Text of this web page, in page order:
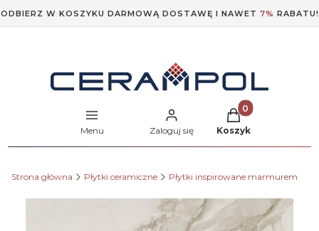
ODBIERZ W KOSZYKU DARMOWĄ DOSTAWĘ I NAWET 7% RABATU!
Menu Zaloguj się
Produkty w
Koszyk
Strona główna Płytki ceramiczne Płytki inspirowane marmurem